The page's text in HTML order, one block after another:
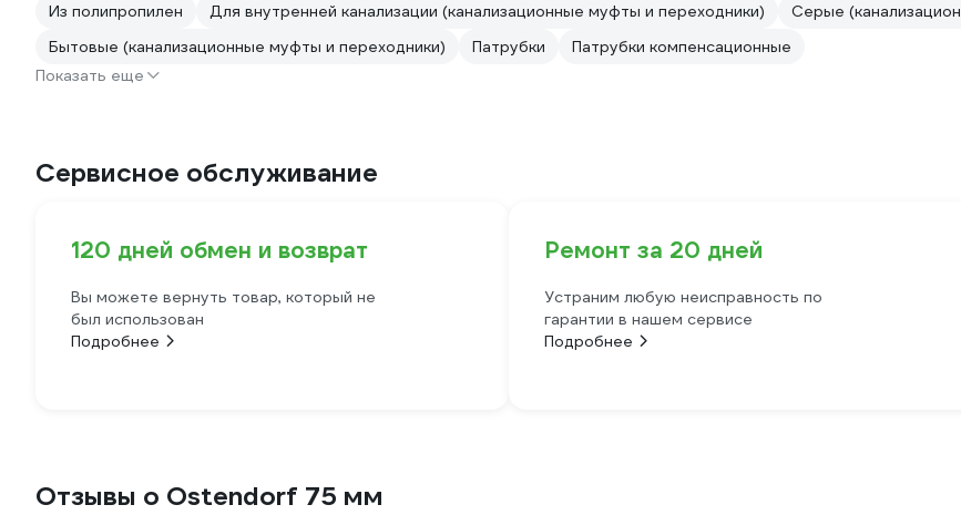
Из полипропилен
Для внутренней канализации (канализационные муфты и переходники)
Серые
Бытовые (канализационные муфты и переходники)
Патрубки
Патрубки компенсационные
Показать еще
Сервисное обслуживание
120 дней обмен и возврат
Вы можете вернуть товар, который не
был использован
Подробнее
Ремонт за 20 дней
Устраним любую неисправность по
гарантии в нашем сервисе
Подробнее
Отзывы о Ostendorf 75 мм